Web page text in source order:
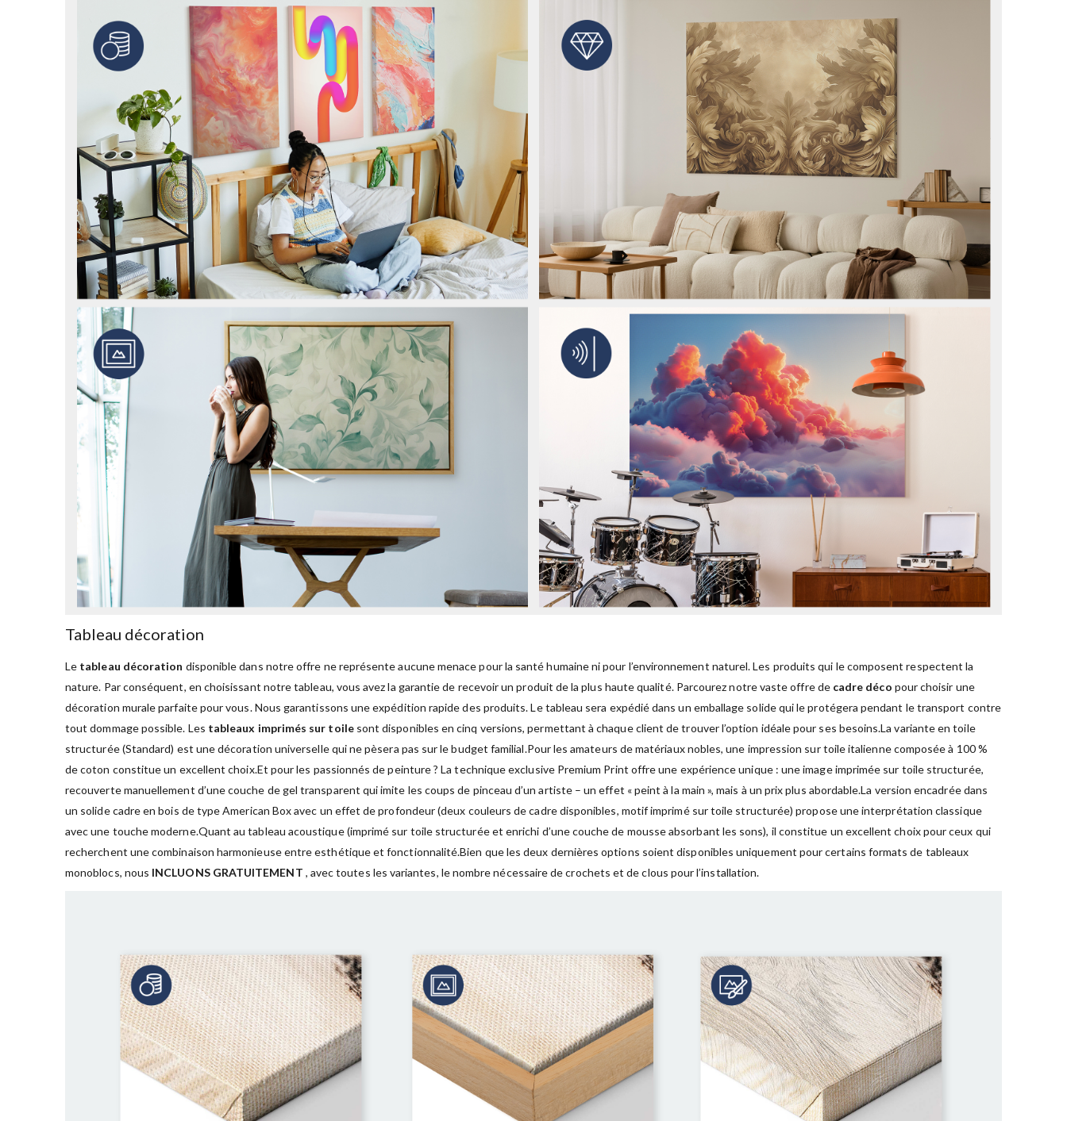
Tableau décoration
Le tableau décoration disponible dans notre offre ne représente aucune menace pour la santé humaine ni pour l’environnement naturel. Les produits qui le composent respectent la
nature. Par conséquent, en choisissant notre tableau, vous avez la garantie de recevoir un produit de la plus haute qualité. Parcourez notre vaste offre de cadre déco pour choisir une
décoration murale parfaite pour vous. Nous garantissons une expédition rapide des produits. Le tableau sera expédié dans un emballage solide qui le protégera pendant le transport contre
tout dommage possible. Les tableaux imprimés sur toilesont disponibles en cinq versions, permettant à chaque client de trouver l’option idéale pour ses besoins.La variante en toile
structurée (Standard) est une décoration universelle qui ne pèsera pas sur le budget familial.Pour les amateurs de matériaux nobles, une impression sur toile italienne composée à 100 %
de coton constitue un excellent choix.Et pour les passionnés de peinture ? La technique exclusive Premium Print offre une expérience unique : une image imprimée sur toile structurée,
recouverte manuellement d’une couche de gel transparent qui imite les coups de pinceau d’un artiste – un effet « peint à la main », mais à un prix plus abordable.La version encadrée dans
un solide cadre en bois de type American Box avec un effet de profondeur (deux couleurs de cadre disponibles, motif imprimé sur toile structurée) propose une interprétation classique
avec une touche moderne.Quant au tableau acoustique (imprimé sur toile structurée et enrichi d’une couche de mousse absorbant les sons), il constitue un excellent choix pour ceux qui
recherchent une combinaison harmonieuse entre esthétique et fonctionnalité.Bien que les deux dernières options soient disponibles uniquement pour certains formats de tableaux
monoblocs, nous INCLUONS GRATUITEMENT , avec toutes les variantes, le nombre nécessaire de crochets et de clous pour l’installation.